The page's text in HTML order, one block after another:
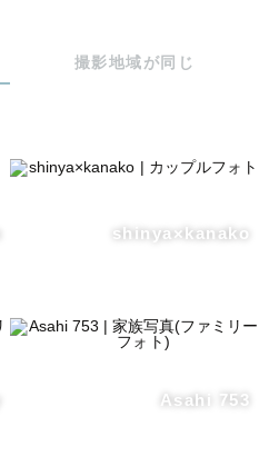
撮影地域が同じ
shinya×kanako
Asahi 753